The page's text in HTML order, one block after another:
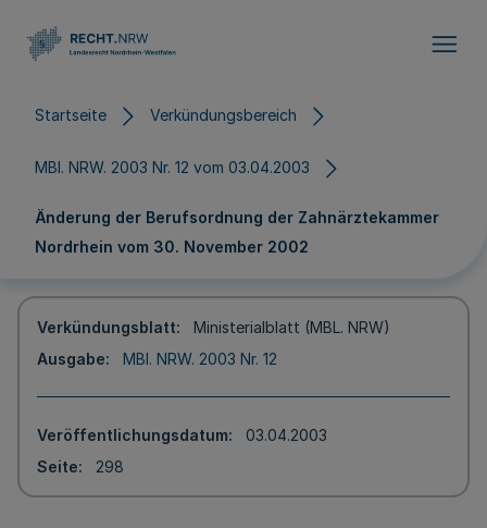
Startseite Verkündungsbereich
MBl. NRW. 2003 Nr. 12 vom 03.04.2003
Änderung der Berufsordnung der Zahnärztekammer
Nordrhein vom 30. November 2002
Verkündungsblatt
Ministerialblatt (MBL. NRW)
Ausgabe
MBl. NRW. 2003 Nr. 12
Veröffentlichungsdatum
03.04.2003
Seite
298